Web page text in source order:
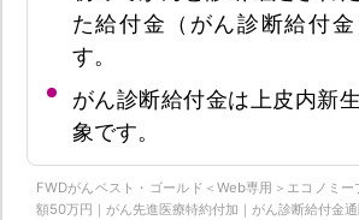
た給付金（がん診断給付金
す。
がん診断給付金は上皮内新
象です。
FWDがんベスト・ゴールド＜Web専用＞エコノミ
額50万円｜がん先進医療特約付加｜がん診断給付金